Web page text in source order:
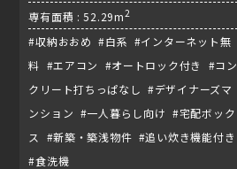
四つ橋線『肥後橋駅』
専有面積 : 52.29m2
#収納おおめ #白系 #インターネット無
料 #エアコン #オートロック付き #コン
クリート打ちっぱなし #デザイナーズマ
ンション #一人暮らし向け #宅配ボック
ス #新築・築浅物件 #追い炊き機能付き
#食洗機